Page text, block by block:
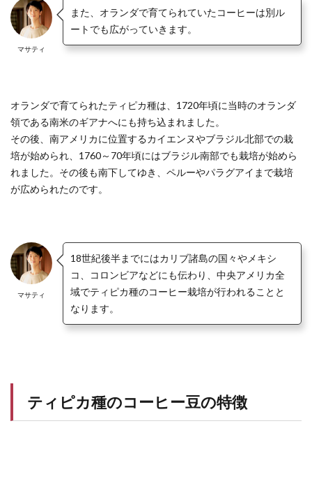
マサティ
また、オランダで育てられていたコーヒーは別ル
ートでも広がっていきます。
オランダで育てられたティピカ種は、1720年頃に当時のオランダ
領である南米のギアナへにも持ち込まれました。
その後、南アメリカに位置するカイエンヌやブラジル北部での栽
培が始められ、1760～70年頃にはブラジル南部でも栽培が始めら
れました。その後も南下してゆき、ペルーやパラグアイまで栽培
が広められたのです。
マサティ
18世紀後半までにはカリブ諸島の国々やメキシ
コ、コロンビアなどにも伝わり、中央アメリカ全
域でティピカ種のコーヒー栽培が行われることと
なります。
ティピカ種のコーヒー豆の特徴